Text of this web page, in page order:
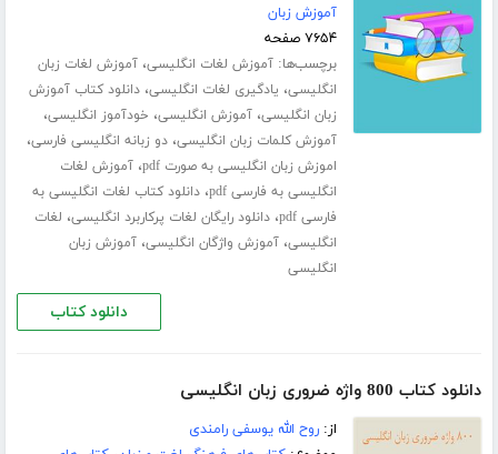
آموزش زبان
۷۶۵۴ صفحه
برچسب‌ها:آموزش لغات انگلیسی،آموزش لغات زبان
انگلیسی، یادگیری لغات انگلیسی،دانلود کتاب آموزش
زبان انگلیسی،آموزش انگلیسی، خودآموز انگلیسی،
آموزش کلمات زبان انگلیسی،دو زبانه انگلیسی فارسی،
اموزش زبان انگلیسی به صورت pdf ،آموزش لغات
انگلیسی به فارسی pdf
،دانلود کتاب لغات انگلیسی به
فارسی pdf
،دانلود رایگان لغات پرکاربرد انگلیسی، لغات
انگلیسی،آموزش واژگان انگلیسی،آموزش زبان
انگلیسی
دانلود کتاب
دانلود کتاب 800 واژه ضروری زبان انگلیسی
از:روح الله یوسفی رامندی